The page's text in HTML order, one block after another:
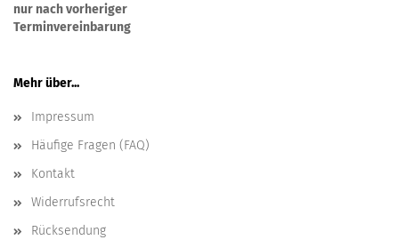
nur nach vorheriger
Terminvereinbarung
Mehr über...
Impressum
Häufige Fragen (FAQ)
Kontakt
Widerrufsrecht
Rücksendung